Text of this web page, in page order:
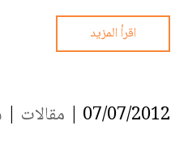
اقرأ المزيد
07/07/2012 | مقالات |